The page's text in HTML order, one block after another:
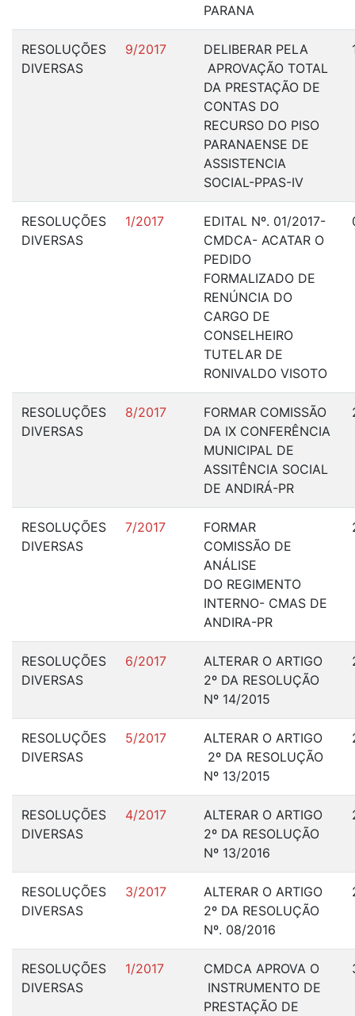
PARANA
RESOLUÇÕES
DIVERSAS
9/2017
DELIBERAR PELA
APROVAÇÃO TOTAL
DA PRESTAÇÃO DE
CONTAS DO
RECURSO DO PISO
PARANAENSE DE
ASSISTENCIA
SOCIAL-PPAS-IV
RESOLUÇÕES
DIVERSAS
1/2017
EDITAL Nº. 01/2017-
CMDCA- ACATAR O
PEDIDO
FORMALIZADO DE
RENÚNCIA DO
CARGO DE
CONSELHEIRO
TUTELAR DE
RONIVALDO VISOTO
RESOLUÇÕES
DIVERSAS
8/2017
FORMAR COMISSÃO
DA IX CONFERÊNCIA
MUNICIPAL DE
ASSITÊNCIA SOCIAL
DE ANDIRÁ-PR
RESOLUÇÕES
DIVERSAS
7/2017
FORMAR
COMISSÃO DE
ANÁLISE
DO REGIMENTO
INTERNO- CMAS DE
ANDIRA-PR
RESOLUÇÕES
DIVERSAS
6/2017
ALTERAR O ARTIGO
2º DA RESOLUÇÃO
Nº 14/2015
RESOLUÇÕES
DIVERSAS
5/2017
ALTERAR O ARTIGO
2º DA RESOLUÇÃO
Nº 13/2015
RESOLUÇÕES
DIVERSAS
4/2017
ALTERAR O ARTIGO
2º DA RESOLUÇÃO
Nº 13/2016
RESOLUÇÕES
DIVERSAS
3/2017
ALTERAR O ARTIGO
2º DA RESOLUÇÃO
Nº. 08/2016
RESOLUÇÕES
DIVERSAS
1/2017
CMDCA APROVA O
INSTRUMENTO DE
PRESTAÇÃO DE